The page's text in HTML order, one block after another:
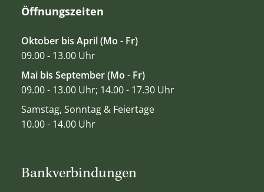
Bankverbindungen
Öffnungszeiten
Oktober bis April (Mo - Fr)
09.00 - 13.00 Uhr
Mai bis September (Mo - Fr)
09.00 - 13.00 Uhr; 14.00 - 17.30 Uhr
Samstag, Sonntag & Feiertage
10.00 - 14.00 Uhr